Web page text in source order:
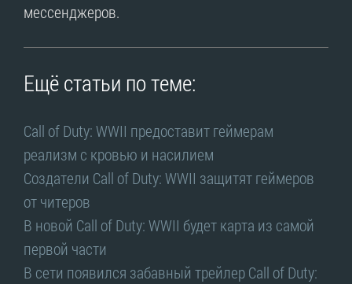
мессенджеров.
Ещё статьи по теме:
Call of Duty: WWII предоставит геймерам
реализм с кровью и насилием
Создатели Call of Duty: WWII защитят геймеров
от читеров
В новой Call of Duty: WWII будет карта из самой
первой части
В сети появился забавный трейлер Call of Duty: